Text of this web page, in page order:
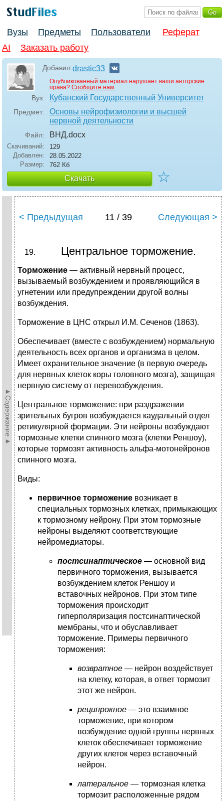
Вузы Предметы Пользователи
Реферат
AI
Заказать работу
Добавил:drastic33
Опубликованный материал нарушает ваши авторские
права? Сообщите нам.
Вуз: Кубанский Государственный Университет
Предмет:
Основы нейрофизиологии и высшей
нервной деятельности
Файл: ВНД.docx
Скачиваний:
129
Добавлен:
28.05.2022
Размер:
762 Кб
Скачать ☆
►Содержание►
< Предыдущая 11 / 39 Следующая >
Центральное торможение.
Торможение — активный нервный процесс,
вызываемый возбуждением и проявляющийся в
угнетении или предупреждении другой волны
возбуждения.
Торможение в ЦНС открыл И.М. Сеченов (1863).
Обеспечивает (вместе с возбуждением) нормальную
деятельность всех органов и организма в целом.
Имеет охранительное значение (в первую очередь
для нервных клеток коры головного мозга), защищая
нервную систему от перевозбуждения.
Центральное торможение: при раздражении
зрительных бугров возбуждается каудальный отдел
ретикулярной формации. Эти нейроны возбуждают
тормозные клетки спинного мозга (клетки Реншоу),
которые тормозят активность альфа-мотонейронов
спинного мозга.
Виды:
первичное торможение возникает в
специальных тормозных клетках, примыкающих
к тормозному нейрону. При этом тормозные
нейроны выделяют соответствующие
нейромедиаторы.
постсинаптическое — основной вид
первичного торможения, вызывается
возбуждением клеток Реншоу и
вставочных нейронов. При этом типе
торможения происходит
гиперполяризация постсинаптической
мембраны, что и обуславливает
торможение. Примеры первичного
торможения:
возвратное — нейрон воздействует
на клетку, которая, в ответ тормозит
этот же нейрон.
реципрокное — это взаимное
торможение, при котором
возбуждение одной группы нервных
клеток обеспечивает торможение
других клеток через вставочный
нейрон.
латеральное — тормозная клетка
тормозит расположенные рядом